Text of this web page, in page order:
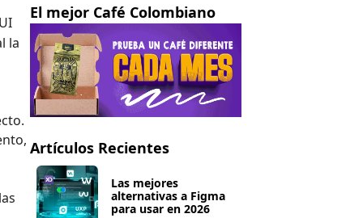
la
El mejor Café Colombiano
Artículos Recientes
Las mejores
alternativas a Figma
para usar en 2026